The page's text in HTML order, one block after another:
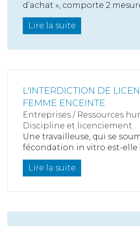
d’achat », comporte 2
Lire la suite
L'INTERDICTION DE
FEMME ENCEINTE
Entreprises / Ressources
Discipline et licenciement
Une travailleuse, qui se
fécondation in vitro est-elle
Lire la suite